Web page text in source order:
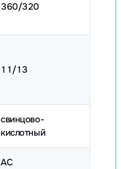
360/320
11/13
свинцово-
кислотный
AC